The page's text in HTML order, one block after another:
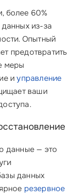
более 60%
из-за
Опытный
предотвратить
меры
иуправление
ваши
данные — это
данных
резервное